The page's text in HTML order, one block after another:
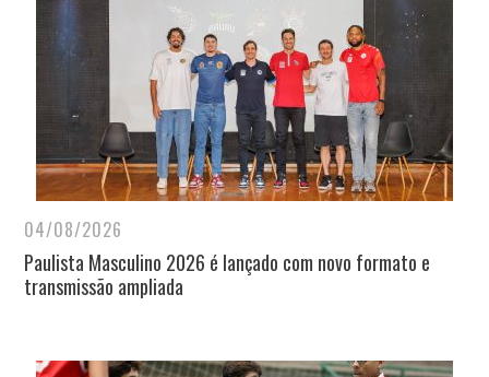
04/08/2026
Paulista Masculino 2026 é lançado com novo formato e
transmissão ampliada